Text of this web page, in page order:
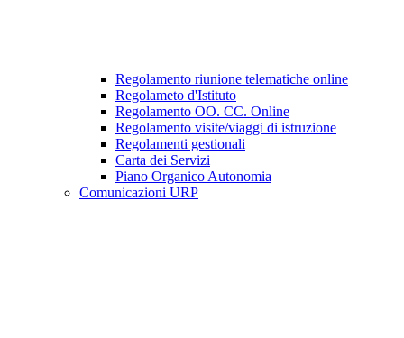
Regolamento riunione telematiche online
Regolameto d'Istituto
Regolamento OO. CC. Online
Regolamento visite/viaggi di istruzione
Regolamenti gestionali
Carta dei Servizi
Piano Organico Autonomia
Comunicazioni URP